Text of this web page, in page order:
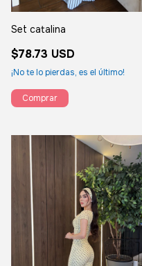
Set catalina
$78.73 USD
¡No te lo pierdas, es el último!
Comprar